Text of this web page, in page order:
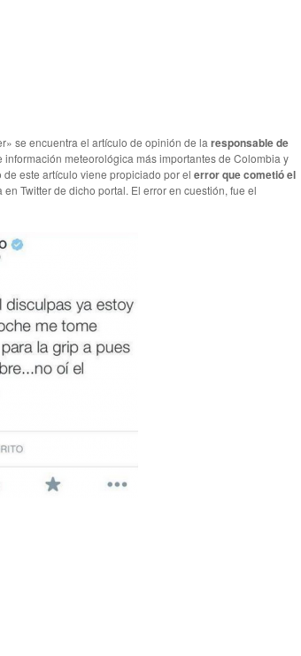
se encuentra el artículo de opinión de la responsable de
información meteorológica más importantes de Colombia y
este artículo viene propiciado por el error que cometió el
Twitter de dicho portal. El error en cuestión, fue el